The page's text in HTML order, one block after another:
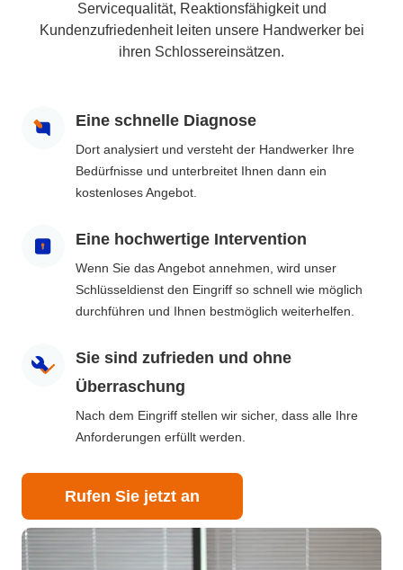
Servicequalität, Reaktionsfähigkeit und
Kundenzufriedenheit leiten unsere Handwerker bei
ihren Schlossereinsätzen.
Eine schnelle Diagnose
Dort analysiert und versteht der Handwerker Ihre
Bedürfnisse und unterbreitet Ihnen dann ein
kostenloses Angebot.
Eine hochwertige Intervention
Wenn Sie das Angebot annehmen, wird unser
Schlüsseldienst den Eingriff so schnell wie möglich
durchführen und Ihnen bestmöglich weiterhelfen.
Sie sind zufrieden und ohne
Überraschung
Nach dem Eingriff stellen wir sicher, dass alle Ihre
Anforderungen erfüllt werden.
Rufen Sie jetzt an